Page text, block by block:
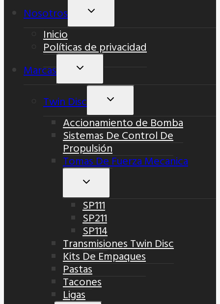
Nosotros
Alternar
Inicio
Políticas de privacidad
Marcas
Alternar
Hijo
Twin Disc
Alternar
Hijo
Accionamiento de Bomba
Sistemas De Control De
Propulsión
Tomas De Fuerza Mecanica
Alternar
Hijo
SP111
SP211
SP114
Transmisiones Twin Disc
Kits De Empaques
Pastas
Tacones
Ligas